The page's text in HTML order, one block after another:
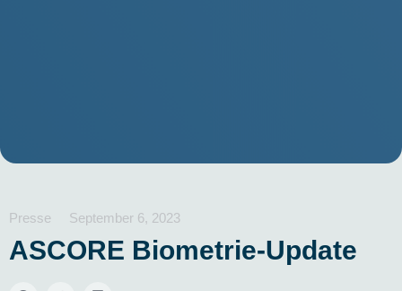
Presse September 6, 2023
ASCORE Biometrie-Update